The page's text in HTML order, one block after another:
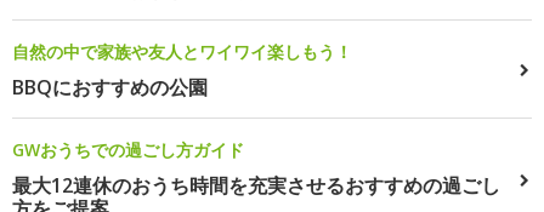
自然の中で家族や友人とワイワイ楽しもう！
BBQにおすすめの公園
GWおうちでの過ごし方ガイド
最大12連休のおうち時間を充実させるおすすめの過ごし